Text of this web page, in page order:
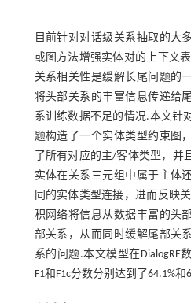
目前针对对话级关系抽取的大
或图方法增强实体对的上下文
关系相关性是缓解长尾问题的
将头部关系的丰富信息传递给
系训练数据不足的情况.本文针
题构造了一个实体类型约束图
了所有对应的主/客体类型，并
实体在关系三元组中属于主体
同的实体类型连接，进而反映
积网络将信息从数据丰富的头
部关系，从而同时缓解尾部关
系的问题.本文模型在DialogRE
F1和F1c分数分别达到了64.1%